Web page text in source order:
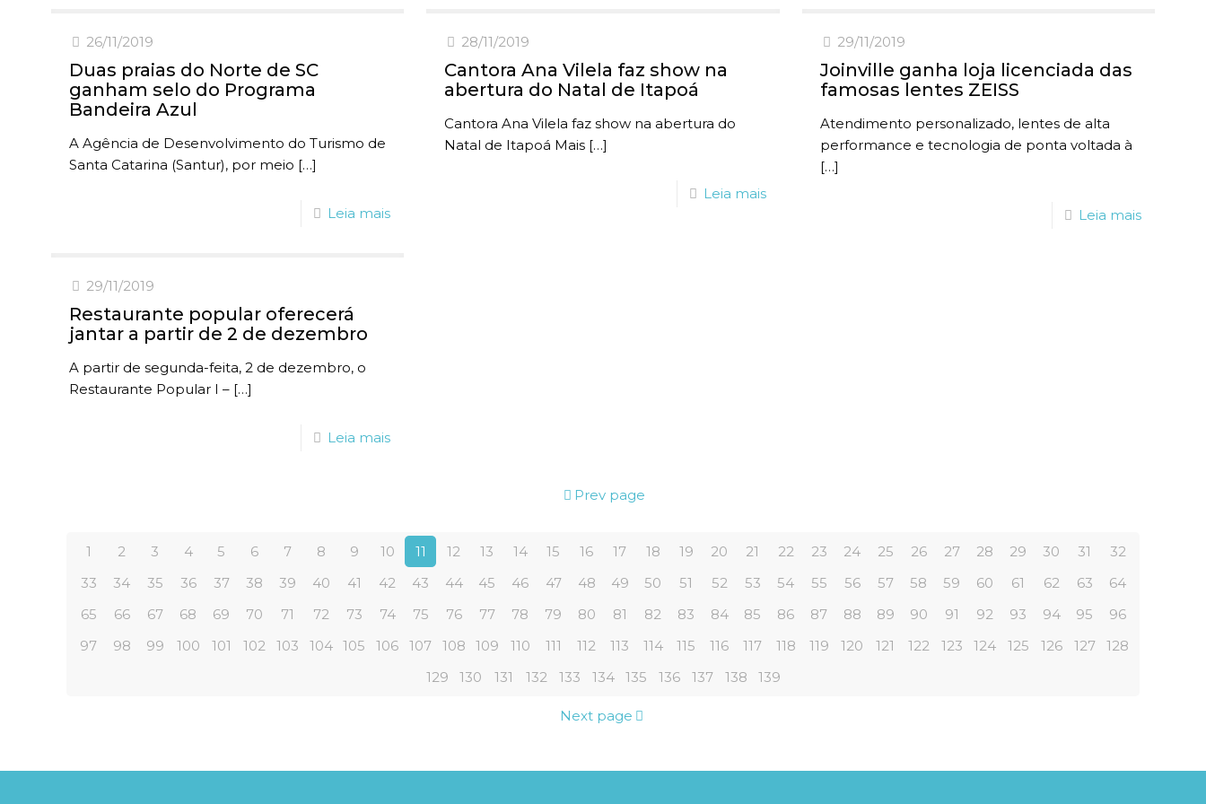
26/11/2019
Duas praias do Norte de SC
ganham selo do Programa
Bandeira Azul
A Agência de Desenvolvimento do Turismo de
Santa Catarina (Santur), por meio […]
Leia mais
28/11/2019
Cantora Ana Vilela faz show na
abertura do Natal de Itapoá
Cantora Ana Vilela faz show na abertura do
Natal de Itapoá Mais […]
Leia mais
29/11/2019
Joinville ganha loja licenciada das
famosas lentes ZEISS
Atendimento personalizado, lentes de alta
performance e tecnologia de ponta voltada à
[…]
Leia mais
29/11/2019
Restaurante popular oferecerá
jantar a partir de 2 de dezembro
A partir de segunda-feita, 2 de dezembro, o
Restaurante Popular I –[…]
Leia mais
Prev page
1 2 3 4 5 6 7 8 9 10 11 12 13 14 15 16 17 18 19 20 21 22 23 24 25 26 27 28 29 30 31
32
33
34 35 36 37 38 39 40 41 42 43 44 45 46 47 48 49 50 51 52 53 54 55 56 57 58 59 60 61 62 63
64
65
66 67 68 69 70 71 72 73 74 75 76 77 78 79 80 81 82 83 84 85 86 87 88 89 90 91 92 93 94 95
96
97
98 99 100 101 102 103 104 105 106 107 108 109 110 111 112 113 114 115 116 117 118 119 120 121 122 123 124 125 126 127
128
129
130 131 132 133 134 135 136 137 138 139
Next page